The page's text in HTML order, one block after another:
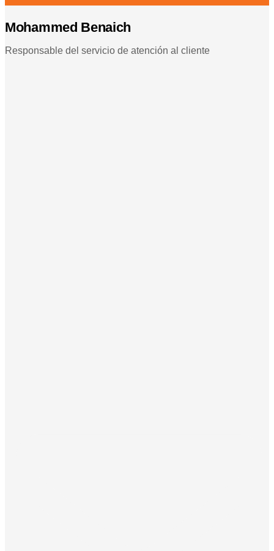
Mohammed Benaich
Responsable del servicio de atención al cliente